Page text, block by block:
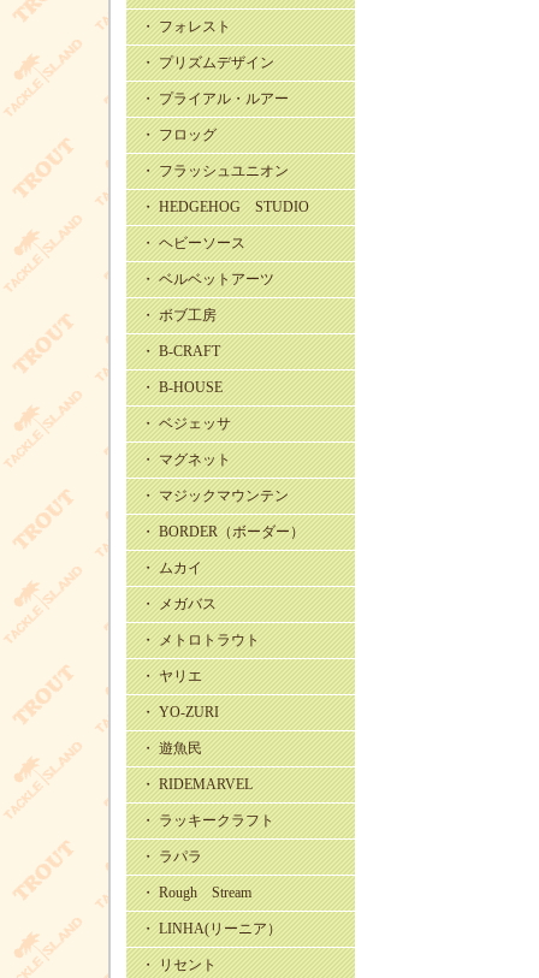
・ フォレスト
・ プリズムデザイン
・ プライアル・ルアー
・ フロッグ
・ フラッシュユニオン
・ HEDGEHOG STUDIO
・ ヘビーソース
・ ベルベットアーツ
・ ボブ工房
・ B-CRAFT
・ B-HOUSE
・ ベジェッサ
・ マグネット
・ マジックマウンテン
・ BORDER（ボーダー）
・ ムカイ
・ メガバス
・ メトロトラウト
・ ヤリエ
・ YO-ZURI
・ 遊魚民
・ RIDEMARVEL
・ ラッキークラフト
・ ラパラ
・ Rough Stream
・ LINHA(リーニア）
・ リセント